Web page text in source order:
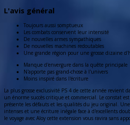
L'avis général
Toujours aussi somptueux
Les combats conservent leur intensité
De nouvelles armes sympathiques
De nouvelles machines redoutables
Une grande région pour une grosse dizaine
Manque d'envergure dans la quête principale
N'apporte pas grand-chose à l'univers
Moins inspiré dans l'écriture
La plus grosse exclusivité PS 4 de cette année revient
un énorme succès critique et commercial. Le constat
présente les défauts et les qualités du jeu original.
intenses et une écriture inégale face à d'excellents
le voyage avec Aloy cette extension vous ravira sans